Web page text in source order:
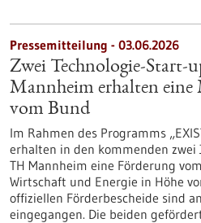
Pressemitteilung - 03.06.2026
Zwei Technologie-Start-
Mannheim erhalten
vom Bund
Im Rahmen des Programms
erhalten in den kommenden zwei
TH Mannheim eine Förderung
Wirtschaft und Energie in Höhe
offiziellen Förderbescheide sind
eingegangen. Die beiden